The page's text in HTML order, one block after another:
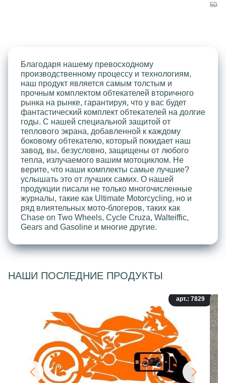
50
Благодаря нашему превосходному
производственному процессу и технологиям,
наш продукт является самым толстым и
прочным комплектом обтекателей вторичного
рынка на рынке, гарантируя, что у вас будет
фантастический комплект обтекателей на долгие
годы. С нашей специальной защитой от
теплового экрана, добавленной к каждому
боковому обтекателю, который покидает наш
завод, вы, безусловно, защищены от любого
тепла, излучаемого вашим мотоциклом. Не
верите, что наши комплекты самые лучшие?
услышать это от лучших самих. О нашей
продукции писали не только многочисленные
журналы, такие как Ultimate Motorcycling, но и
ряд влиятельных мото-блогеров, таких как
Chase on Two Wheels, Cycle Cruza, Walteiffic,
Gears and Gasoline и многие другие.
НАШИ ПОСЛЕДНИЕ ПРОДУКТЫ
арт.: 7829